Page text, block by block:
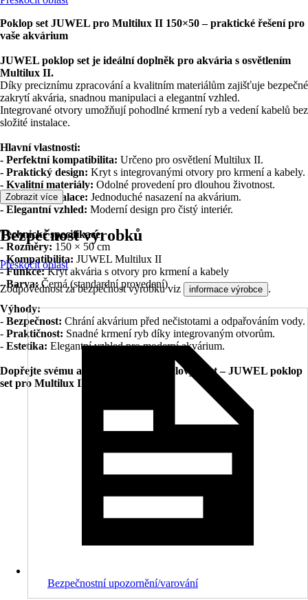
Poklop set JUWEL pro Multilux II 150×50 – praktické řešení pro
vaše akvárium
JUWEL poklop set je ideální doplněk pro akvária s osvětlením
Multilux II.
Díky preciznímu zpracování a kvalitním materiálům zajišťuje bezpečné
zakrytí akvária, snadnou manipulaci a elegantní vzhled.
Integrované otvory umožňují pohodlné krmení ryb a vedení kabelů bez
složité instalace.
Hlavní vlastnosti:
- Perfektní kompatibilita: Určeno pro osvětlení Multilux II.
- Praktický design: Kryt s integrovanými otvory pro krmení a kabely.
- Kvalitní materiály: Odolné provedení pro dlouhou životnost.
- Snadná instalace: Jednoduché nasazení na akvárium.
- Elegantní vzhled: Moderní design pro čistý interiér.
Technické specifikace:
- Rozměry: 150 × 50 cm
- Kompatibilita: JUWEL Multilux II
- Funkce:Kryt akvária s otvory pro krmení a kabely
- Barva:Černá (standardní provedení)
Výhody:
- Bezpečnost: Chrání akvárium před nečistotami a odpařováním vody.
- Praktičnost: Snadné krmení ryb díky integrovaným otvorům.
- Estetika: Elegantní vzhled pro moderní akvárium.
Dopřejte svému akváriu funkční a stylový kryt – JUWEL poklop
set pro Multilux II!
Zobrazit více
Bezpečnost výrobků
Přeskočit oblast
Zodpovědnost za bezpečnost výrobku viz informace výrobce .
Bezpečnostní upozornění/varování